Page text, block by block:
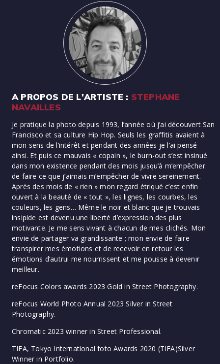
A PROPOS DE L'ARTISTE : STEPHANE
NAVAILLES
Je pratique la photo depuis 1993, l’année où j’ai découvert San
Francisco et sa culture Hip Hop. Seuls les graffitis avaient à
mon sens de l’intérêt et pendant des années je l’ai pensé
ainsi. Et puis ce mauvais « copain », le burn-out s’est insinué
dans mon existence pendant des mois jusqu’à m’empêcher:
de faire ce que j’aimais m’empêcher de vivre sereinement.
Après des mois de « rien » mon regard étriqué c’est enfin
ouvert à la beauté de « tout », les lignes, les courbes, les
couleurs, les gens… Même le noir et blanc que je trouvais
insipide est devenu une liberté d’expression des plus
motivante. Je me sens vivant à chacun de mes clichés. Mon
envie de partager va grandissante ; mon envie de faire
transpirer mes émotions et de recevoir en retour les
émotions d’autrui me nourrissent et me pousse à devenir
meilleur.
reFocus Colors awards 2023 Gold in Street Photography.
reFocus World Photo Annual 2023 Silver in Street
Photography.
Chromatic 2023 winner in Street Professional.
TIFA, Tokyo International foto Awards 2020 (TIFA)Silver
Winner in Portfolio.